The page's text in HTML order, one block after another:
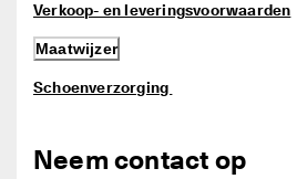
Verkoop- en leveringsvoorwaarden
Maatwijzer
Schoenverzorging
Neem contact op